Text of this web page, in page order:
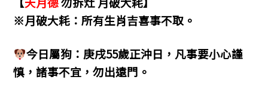
b
o
o
k
n
g
er
a
m
※月破大耗：所有生肖吉喜事不取。
今日屬狗：庚戌55歲正沖日，凡事要小心謹
慎，諸事不宜，勿出遠門。